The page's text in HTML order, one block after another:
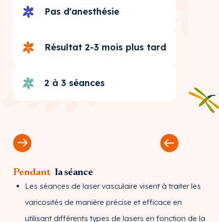
Pas d'anesthésie
Résultat 2-3 mois plus tard
2 à 3 séances
Pendant la séance
Les séances de laser vasculaire visent à traiter les
varicosités de manière précise et efficace en
utilisant différents types de lasers en fonction de la